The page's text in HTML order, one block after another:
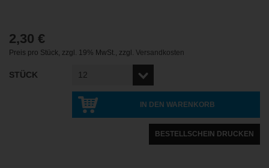
2,30 €
Preis pro Stück, zzgl. 19% MwSt., zzgl. Versandkosten
STÜCK
IN DEN WARENKORB
BESTELLSCHEIN DRUCKEN